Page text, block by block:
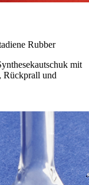
Rubber
mit
Rückprall und